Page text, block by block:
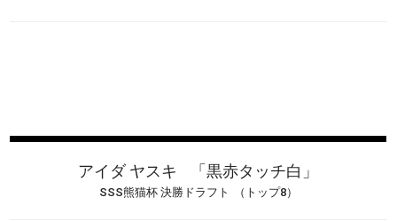
アイダ ヤスキ 「黒赤タッチ白」
SSS熊猫杯 決勝ドラフト （トップ8）